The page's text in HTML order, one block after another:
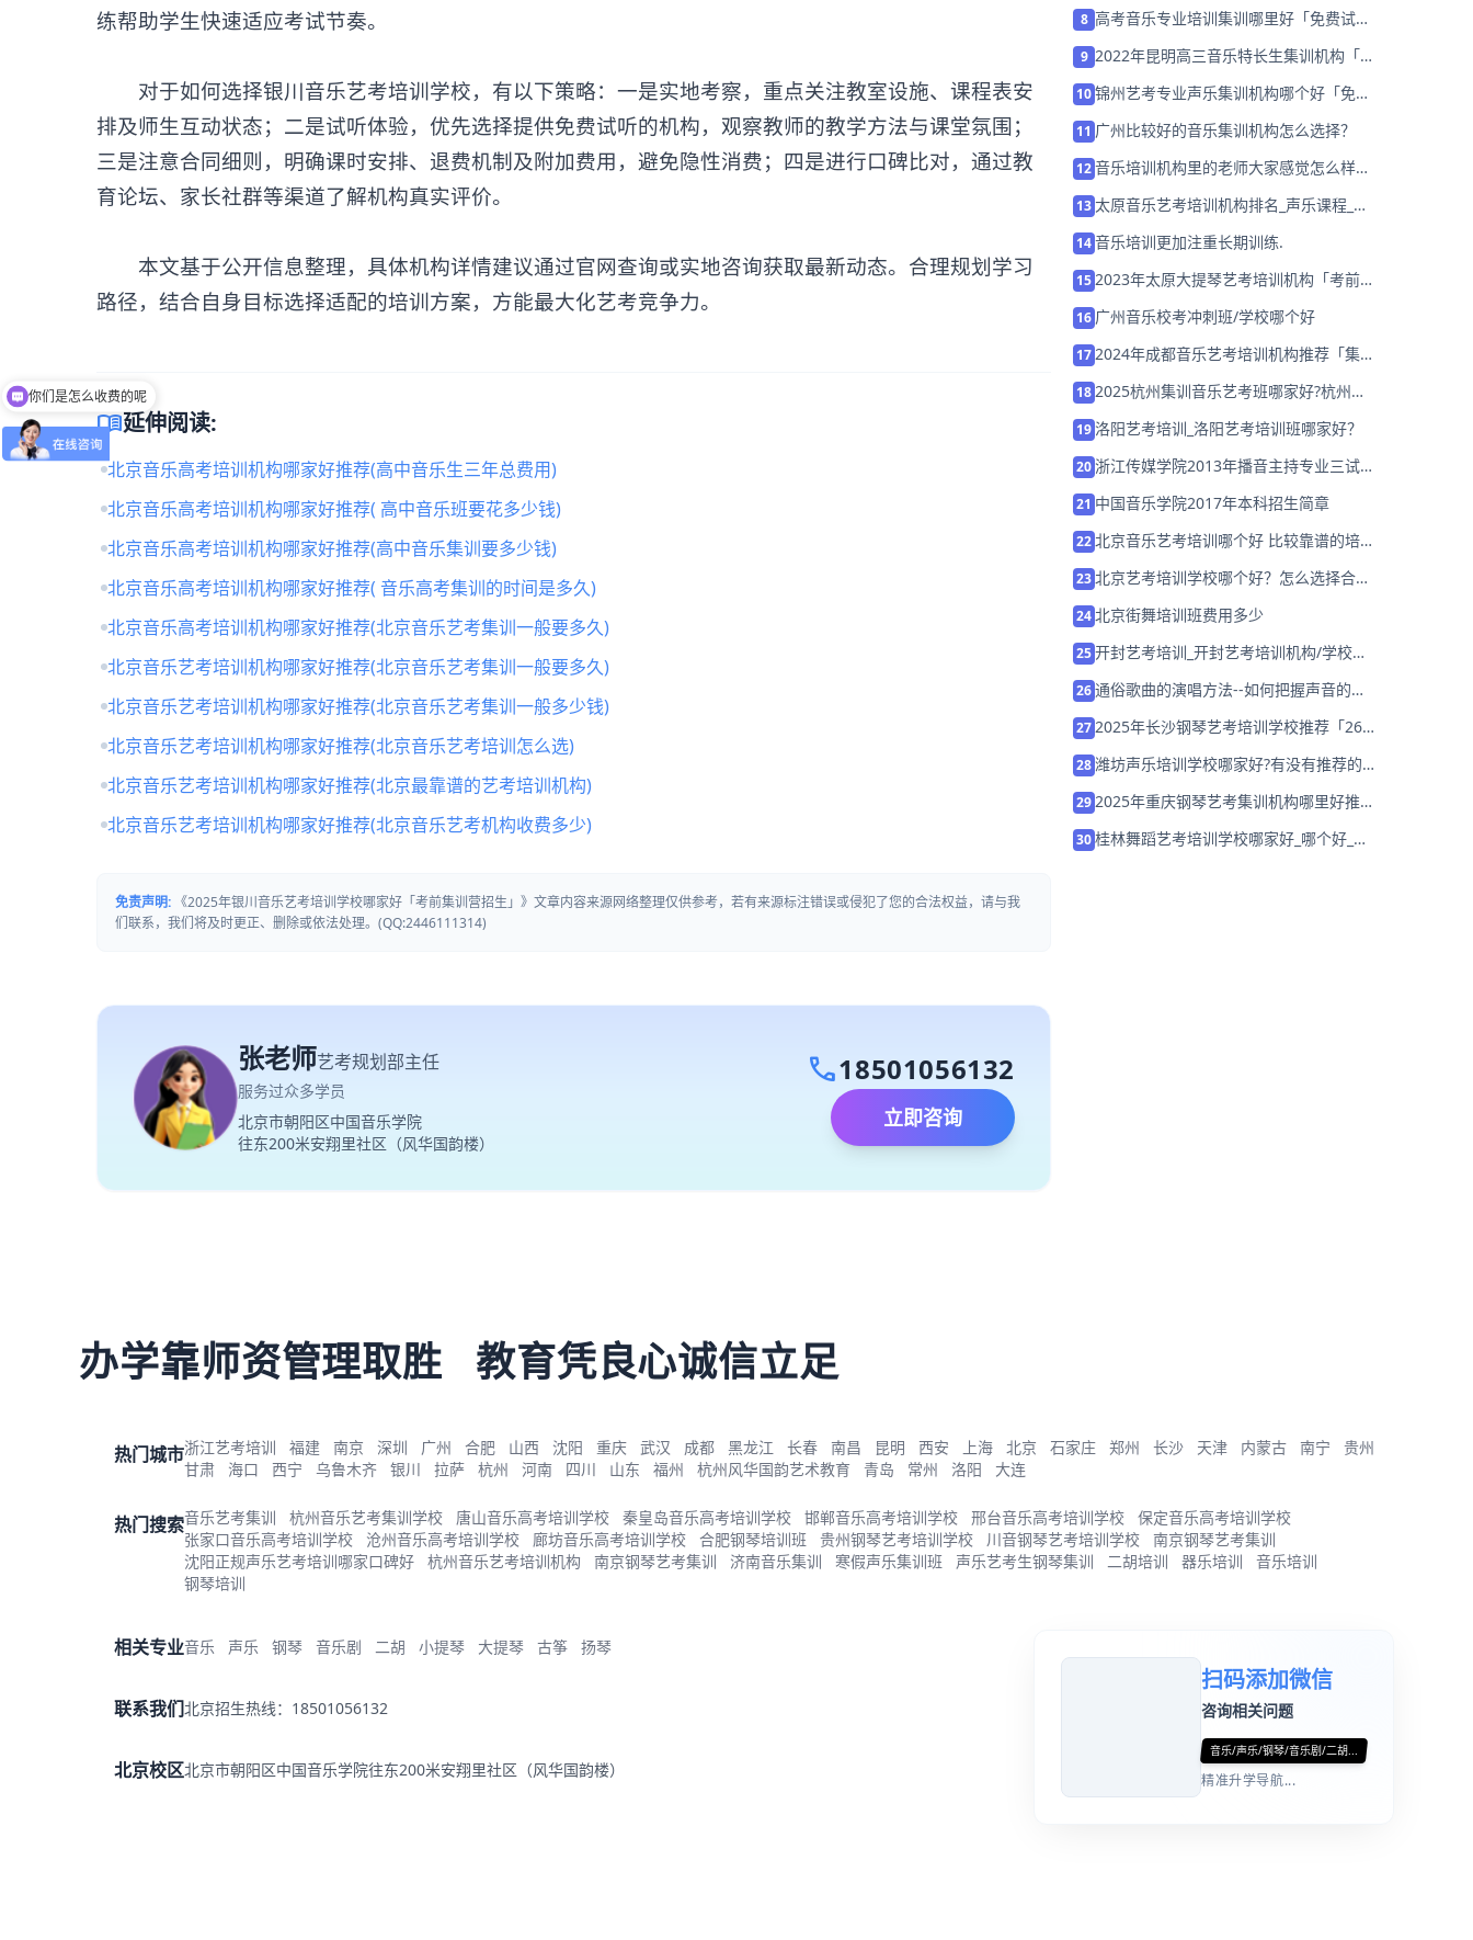
练帮助学生快速适应考试节奏。
对于如何选择银川音乐艺考培训学校，有以下策略：一是实地考察，重点关注教室设施、课程表安
排及师生互动状态；二是试听体验，优先选择提供免费试听的机构，观察教师的教学方法与课堂氛围；
三是注意合同细则，明确课时安排、退费机制及附加费用，避免隐性消费；四是进行口碑比对，通过教
育论坛、家长社群等渠道了解机构真实评价。
本文基于公开信息整理，具体机构详情建议通过官网查询或实地咨询获取最新动态。合理规划学习
路径，结合自身目标选择适配的培训方案，方能最大化艺考竞争力。
menu_book延伸阅读:
北京音乐高考培训机构哪家好推荐(高中音乐生三年总费用)
北京音乐高考培训机构哪家好推荐( 高中音乐班要花多少钱)
北京音乐高考培训机构哪家好推荐(高中音乐集训要多少钱)
北京音乐高考培训机构哪家好推荐( 音乐高考集训的时间是多久)
北京音乐高考培训机构哪家好推荐(北京音乐艺考集训一般要多久)
北京音乐艺考培训机构哪家好推荐(北京音乐艺考集训一般要多久)
北京音乐艺考培训机构哪家好推荐(北京音乐艺考集训一般多少钱)
北京音乐艺考培训机构哪家好推荐(北京音乐艺考培训怎么选)
北京音乐艺考培训机构哪家好推荐(北京最靠谱的艺考培训机构)
北京音乐艺考培训机构哪家好推荐(北京音乐艺考机构收费多少)
免责声明: 《2025年银川音乐艺考培训学校哪家好「考前集训营招生」》文章内容来源网络整理仅供参考，若有来源标注错误或侵犯了您的合法权益，请与我
们联系，我们将及时更正、删除或依法处理。(QQ:2446111314)
张老师艺考规划部主任
服务过众多学员
北京市朝阳区中国音乐学院
往东200米安翔里社区（风华国韵楼）
call18501056132
立即咨询
8 高考音乐专业培训集训哪里好「免费试
9 2022年昆明高三音乐特长生集训机构「考
10锦州艺考专业声乐集训机构哪个好「免费
11 广州比较好的音乐集训机构怎么选择？
12音乐培训机构里的老师大家感觉怎么样，
13太原音乐艺考培训机构排名_声乐课程_价
略
14音乐培训更加注重长期训练.
152023年太原大提琴艺考培训机构「考前集
16 广州音乐校考冲刺班/学校哪个好
172024年成都音乐艺考培训机构推荐「集训
182025杭州集训音乐艺考班哪家好?杭州音
19 洛阳艺考培训_洛阳艺考培训班哪家好？
20浙江传媒学院2013年播音主持专业三试考
21 中国音乐学院2017年本科招生简章
22北京音乐艺考培训哪个好 比较靠谱的培训
23北京艺考培训学校哪个好？怎么选择合适
24北京街舞培训班费用多少
25开封艺考培训_开封艺考培训机构/学校哪
26通俗歌曲的演唱方法--如何把握声音的方
272025年长沙钢琴艺考培训学校推荐「26
28潍坊声乐培训学校哪家好?有没有推荐的
292025年重庆钢琴艺考集训机构哪里好推荐
30桂林舞蹈艺考培训学校哪家好_哪个好_学
办学靠师资管理取胜 教育凭良心诚信立足
热门城市浙江艺考培训 福建 南京 深圳 广州 合肥 山西 沈阳 重庆 武汉 成都 黑龙江 长春 南昌 昆明 西安 上海 北京 石家庄 郑州 长沙 天津 内蒙古 南宁
贵州
甘肃
海口 西宁 乌鲁木齐 银川 拉萨 杭州 河南 四川 山东 福州 杭州风华国韵艺术教育 青岛 常州 洛阳 大连
热门搜索音乐艺考集训 杭州音乐艺考集训学校 唐山音乐高考培训学校 秦皇岛音乐高考培训学校 邯郸音乐高考培训学校 邢台音乐高考培训学校
保定音乐高考培训学校
张家口音乐高考培训学校
沧州音乐高考培训学校 廊坊音乐高考培训学校 合肥钢琴培训班 贵州钢琴艺考培训学校 川音钢琴艺考培训学校
南京钢琴艺考集训
沈阳正规声乐艺考培训哪家口碑好
杭州音乐艺考培训机构 南京钢琴艺考集训 济南音乐集训 寒假声乐集训班 声乐艺考生钢琴集训 二胡培训 器乐培训
音乐培训
钢琴培训
相关专业音乐 声乐 钢琴 音乐剧 二胡 小提琴 大提琴 古筝 扬琴
联系我们北京招生热线：18501056132
北京校区北京市朝阳区中国音乐学院往东200米安翔里社区（风华国韵楼）
扫码添加微信
咨询相关问题
音乐/声乐/钢琴/音乐剧/二胡...
精准升学导航...
怎么获取试听名额？